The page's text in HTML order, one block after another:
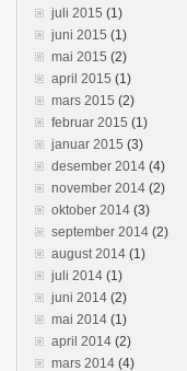
juli 2015 (1)
juni 2015 (1)
mai 2015 (2)
april 2015 (1)
mars 2015 (2)
februar 2015 (1)
januar 2015 (3)
desember 2014 (4)
november 2014 (2)
oktober 2014 (3)
september 2014 (2)
august 2014 (1)
juli 2014 (1)
juni 2014 (2)
mai 2014 (1)
april 2014 (2)
mars 2014 (4)